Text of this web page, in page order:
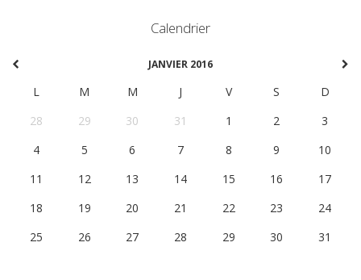
Calendrier
JANVIER 2016
L M M J V S
D
28
29 30 31 1 2
3
4
5 6 7 8 9
10
11
12 13 14 15 16
17
18
19 20 21 22 23
24
25
26 27 28 29 30 31